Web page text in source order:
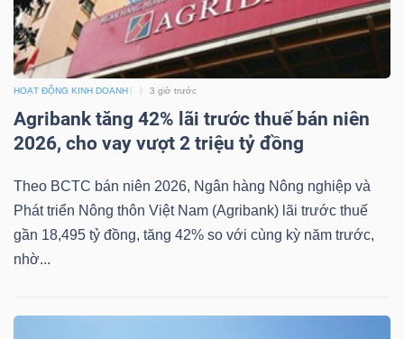
HOẠT ĐỘNG KINH DOANH 3 giờ trước
Agribank tăng 42% lãi trước thuế bán niên
2026, cho vay vượt 2 triệu tỷ đồng
Theo BCTC bán niên 2026, Ngân hàng Nông nghiệp và
Phát triển Nông thôn Việt Nam (Agribank) lãi trước thuế
gần 18,495 tỷ đồng, tăng 42% so với cùng kỳ năm trước,
nhờ...
DOANH
NGHIỆP
CỔ
PHIẾU
PHÁI
SINH